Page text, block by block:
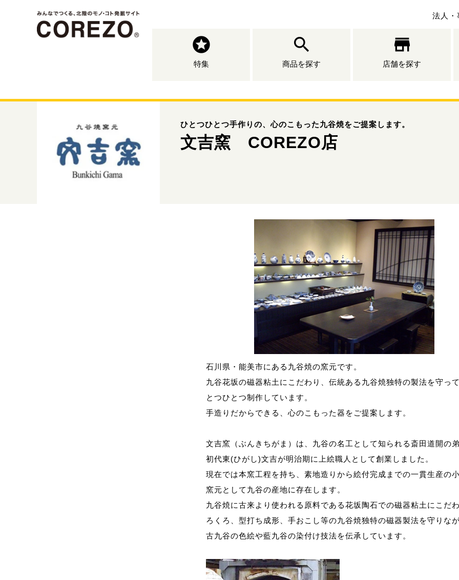
法人・
特集 商品を探す 店舗を探す
ひとつひとつ手作りの、心のこもった九谷焼をご提案します。
文吉窯 COREZO店
石川県・能美市にある九谷焼の窯元です。
九谷花坂の磁器粘土にこだわり、伝統ある九谷焼独特の製法を守っ
とつひとつ制作しています。
手造りだからできる、心のこもった器をご提案します。
文吉窯（ぶんきちがま）は、九谷の名工として知られる斎田道開の
初代東(ひがし)文吉が明治期に上絵職人として創業しました。
現在では本窯工程を持ち、素地造りから絵付完成までの一貫生産の
窯元として九谷の産地に存在します。
九谷焼に古来より使われる原料である花坂陶石での磁器粘土にこだ
ろくろ、型打ち成形、手おこし等の九谷焼独特の磁器製法を守りな
古九谷の色絵や藍九谷の染付け技法を伝承しています。